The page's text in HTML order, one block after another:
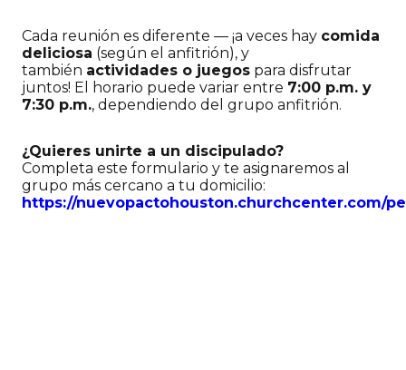
Cada reunión es diferente — ¡a veces hay comida
deliciosa (según el anfitrión), y
también actividades o juegos para disfrutar
juntos! El horario puede variar entre 7:00 p.m. y
7:30 p.m., dependiendo del grupo anfitrión.
¿Quieres unirte a un discipulado?
Completa este formulario y te asignaremos al
grupo más cercano a tu domicilio:
https://nuevopactohouston.churchcenter.com/